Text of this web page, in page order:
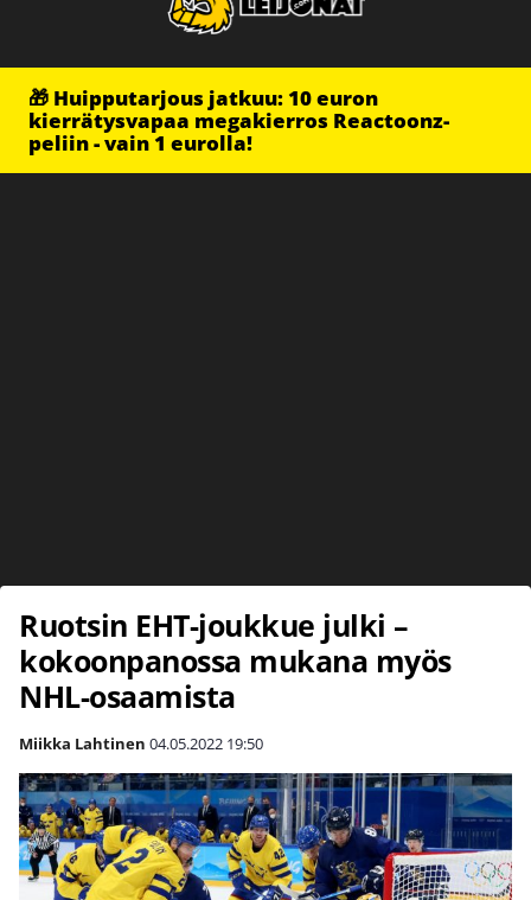
🎁 Huipputarjous jatkuu: 10 euron
kierrätysvapaa megakierros Reactoonz-
peliin - vain 1 eurolla!
Ruotsin EHT-joukkue julki –
kokoonpanossa mukana myös
NHL-osaamista
Miikka Lahtinen 04.05.2022 19:50